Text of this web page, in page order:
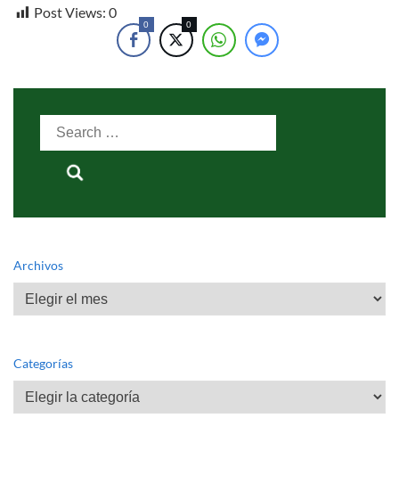
Post Views: 0
0 0
Search
for:
Archivos
Archivos
Categorías
Categorías